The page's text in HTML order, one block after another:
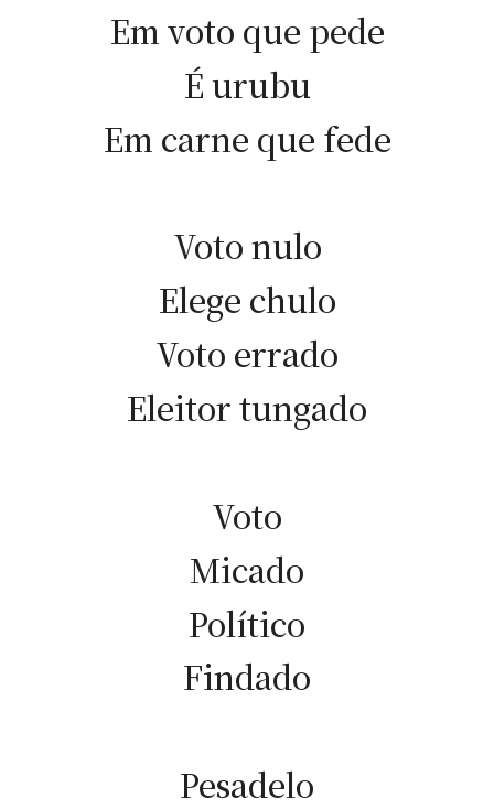
Em voto que pede
É urubu
Em carne que fede
Voto nulo
Elege chulo
Voto errado
Eleitor tungado
Voto
Micado
Político
Findado
Pesadelo